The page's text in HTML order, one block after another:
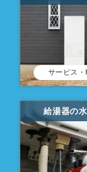
サービス・
給湯器の